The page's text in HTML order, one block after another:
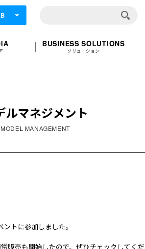
BUSINESS SOLUTIONS
ソリューション
ルマネジメント
MODEL MANAGEMENT
トに参加しました。
販売も開始したので、ぜひチェックしてく